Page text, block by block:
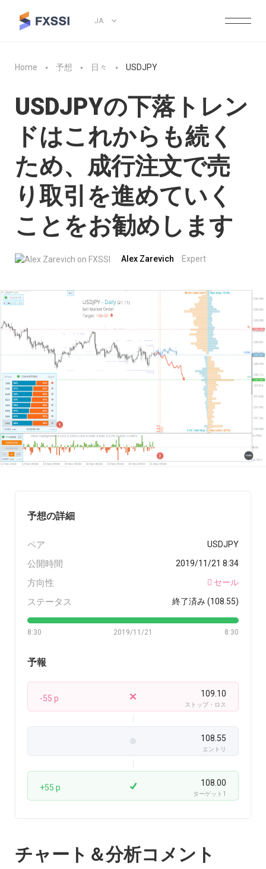
JA
Home 予想 日々 USDJPY
USDJPYの下落トレン
ドはこれからも続く
ため、成行注文で売
り取引を進めていく
ことをお勧めします
Alex Zarevich Expert
予想の詳細
ペア USDJPY
公開時間 2019/11/21 8:34
方向性 セール
ステータス 終了済み (108.55)
8:30 8:30
2019/11/21
予報
-55 p 109.10
ストップ・ロス
108.55
エントリ
+55 p 108.00
ターゲット1
チャート＆分析コメント